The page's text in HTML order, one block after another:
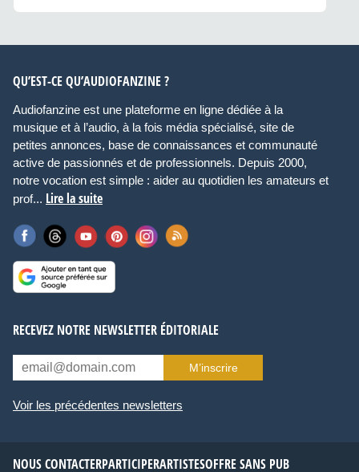
QU’EST-CE QU’AUDIOFANZINE ?
Audiofanzine est une plateforme en ligne dédiée à la
musique et à l’audio, à la fois média spécialisé, site de
petites annonces, base de connaissances et communauté
active de passionnés et de professionnels. Depuis 2000,
notre vocation est simple : aider au quotidien les amateurs et
prof... Lire la suite
RECEVEZ NOTRE NEWSLETTER ÉDITORIALE
M’inscrire
Voir les précédentes newsletters
NOUS CONTACTERPARTICIPERARTISTESOFFRE SANS PUB